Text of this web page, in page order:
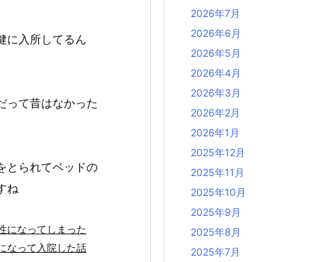
に入所してるん
って昔はなかった
とられてベッドの
ね
になってしまった
なって入院した話
2026年7月
2026年6月
2026年5月
2026年4月
2026年3月
2026年2月
2026年1月
2025年12月
2025年11月
2025年10月
2025年9月
2025年8月
2025年7月